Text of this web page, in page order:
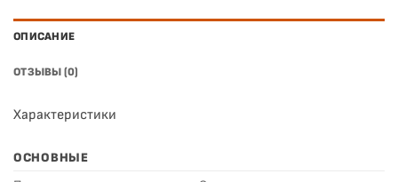
ОПИСАНИЕ
ОТЗЫВЫ (0)
Характеристики
ОСНОВНЫЕ